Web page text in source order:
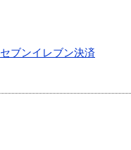
セブンイレブン決済